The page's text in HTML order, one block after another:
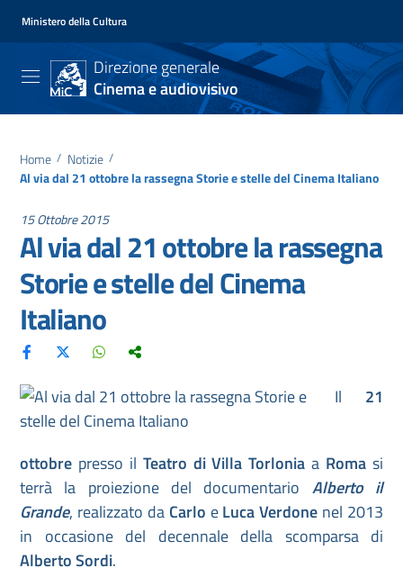
Ministero della Cultura
Direzione generale
Cinema e audiovisivo
Home / Notizie /
Al via dal 21 ottobre la rassegna Storie e stelle del Cinema Italiano
15 Ottobre 2015
Al via dal 21 ottobre la rassegna
Storie e stelle del Cinema
Italiano
Il 21
ottobre presso il Teatro diVilla Torlonia a Roma si
terrà la proiezione del documentario Alberto il
Grande, realizzato da Carlo eLuca Verdone nel 2013
in occasione del decennale della scomparsa di
Alberto Sordi.